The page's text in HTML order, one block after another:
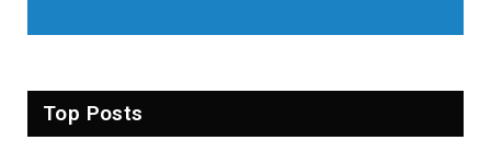
Top Posts